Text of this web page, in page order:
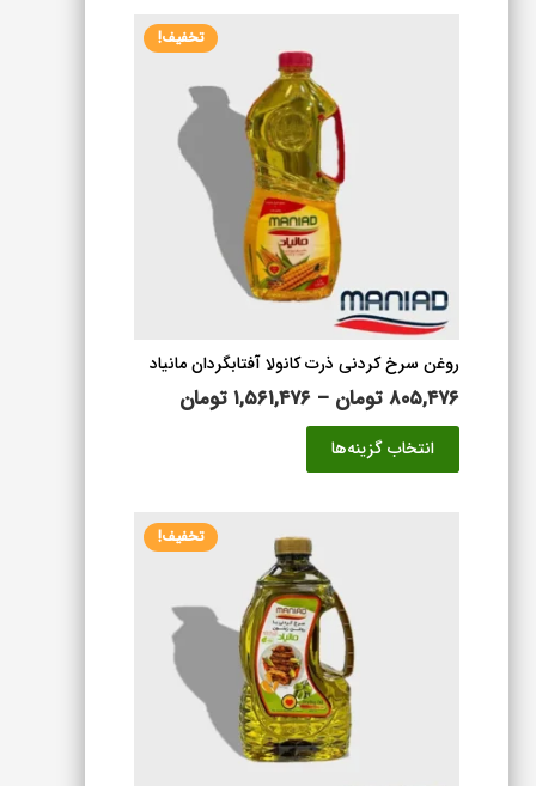
تخفیف!
روغن سرخ کردنی ذرت کانولا آفتابگردان مانیاد
۸۰۵,۴۷۶تومان – ۱,۵۶۱,۴۷۶تومان
انتخاب گزینه‌ها
مختلفی
می
باشد.
گزینه
ها
ممکن
است
در
صفحه
تخفیف!